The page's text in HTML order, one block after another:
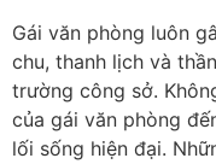
Gái văn phòng luôn
chu, thanh lịch và
trường công sở.
của gái văn phòng
lối sống hiện đại.